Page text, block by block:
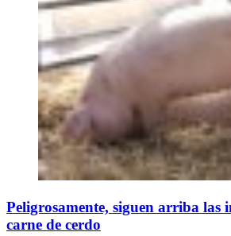
Peligrosamente, siguen arriba las
carne de cerdo